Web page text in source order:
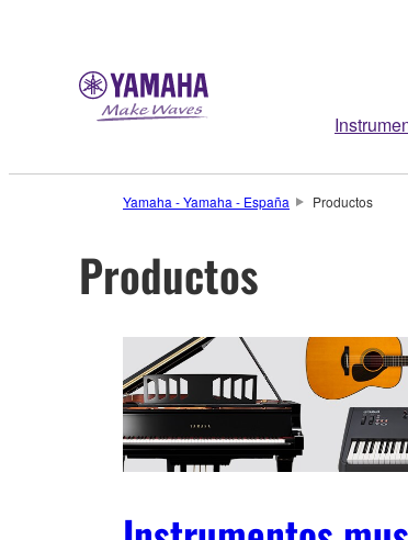
Yamaha - Yamaha - España Productos
Productos